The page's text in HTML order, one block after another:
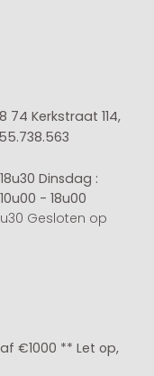
74 Kerkstraat 114,
Dinsdag :
- 18u00
Gesloten op
€1000 ** Let op,